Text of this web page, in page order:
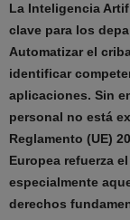
La Inteligencia
clave para los
Automatizar el
identificar
aplicaciones. Sin
personal no está
Reglamento (UE)
Europea refuerza
especialmente
derechos